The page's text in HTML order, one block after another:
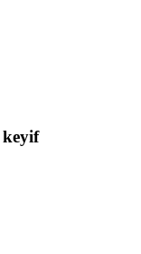
keyif